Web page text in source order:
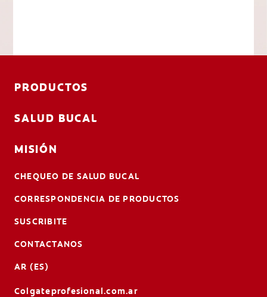
PRODUCTOS
SALUD BUCAL
MISIÓN
CHEQUEO DE SALUD BUCAL
CORRESPONDENCIA DE PRODUCTOS
SUSCRIBITE
CONTACTANOS
AR (ES)
Colgateprofesional.com.ar